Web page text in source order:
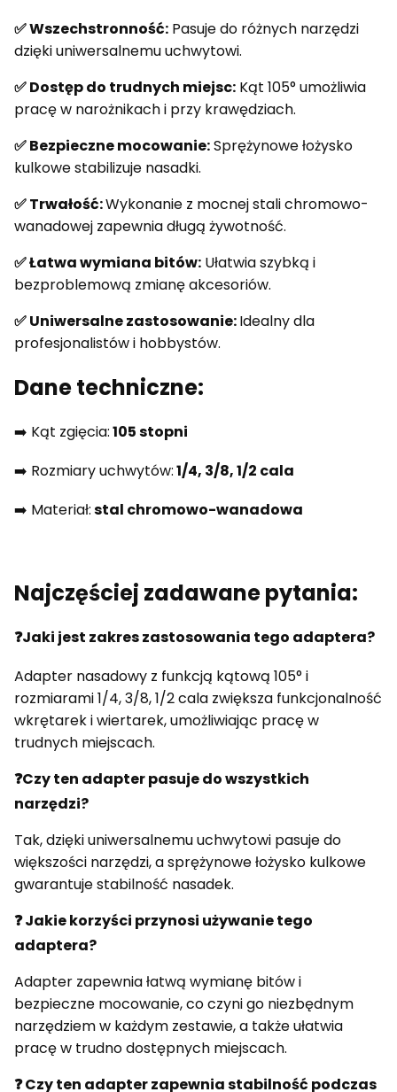
✅ Wszechstronność: Pasuje do różnych narzędzi
dzięki uniwersalnemu uchwytowi.
✅ Dostęp do trudnych miejsc: Kąt 105° umożliwia
pracę w narożnikach i przy krawędziach.
✅ Bezpieczne mocowanie:Sprężynowe łożysko
kulkowe stabilizuje nasadki.
✅ Trwałość:Wykonanie z mocnej stali chromowo-
wanadowej zapewnia długą żywotność.
✅ Łatwa wymiana bitów: Ułatwia szybką i
bezproblemową zmianę akcesoriów.
✅ Uniwersalne zastosowanie:Idealny dla
profesjonalistów i hobbystów.
Dane techniczne:
➡️ Kąt zgięcia:105 stopni
➡️ Rozmiary uchwytów:1/4, 3/8, 1/2 cala
➡️ Materiał:stal chromowo-wanadowa
Najczęściej zadawane pytania:
❓Jaki jest zakres zastosowania tego adaptera?
Adapter nasadowy z funkcją kątową 105° i
rozmiarami 1/4, 3/8, 1/2 cala zwiększa funkcjonalność
wkrętarek i wiertarek, umożliwiając pracę w
trudnych miejscach.
❓Czy ten adapter pasuje do wszystkich
narzędzi?
Tak, dzięki uniwersalnemu uchwytowi pasuje do
większości narzędzi, a sprężynowe łożysko kulkowe
gwarantuje stabilność nasadek.
❓ Jakie korzyści przynosi używanie tego
adaptera?
Adapter zapewnia łatwą wymianę bitów i
bezpieczne mocowanie, co czyni go niezbędnym
narzędziem w każdym zestawie, a także ułatwia
pracę w trudno dostępnych miejscach.
❓ Czy ten adapter zapewnia stabilność podczas